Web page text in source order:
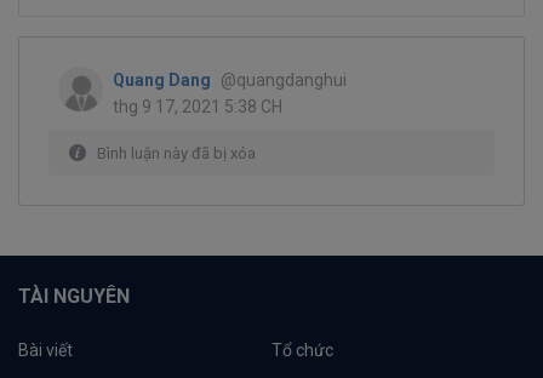
Quang Dang
@quangdanghui
thg 9 17, 2021 5:38 CH
Bình luận này đã bị xóa
TÀI NGUYÊN
Bài viết Tổ chức